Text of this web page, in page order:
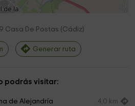
Casa De Postas (Cádiz)
Generar ruta
podrás visitar:
de Alejandría 4,0 km